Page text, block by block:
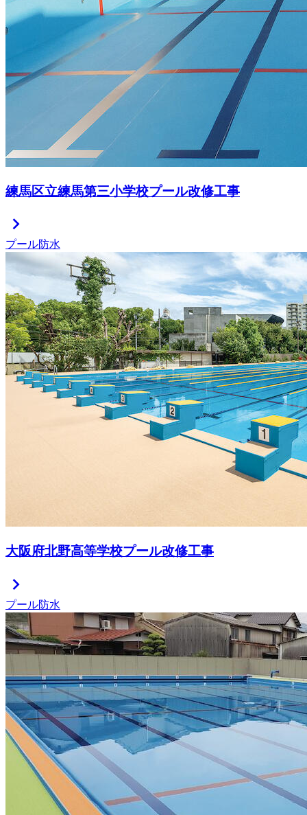
練馬区立練馬第三小学校プール改修工事
chevron_right
プール防水
大阪府北野高等学校プール改修工事
chevron_right
プール防水